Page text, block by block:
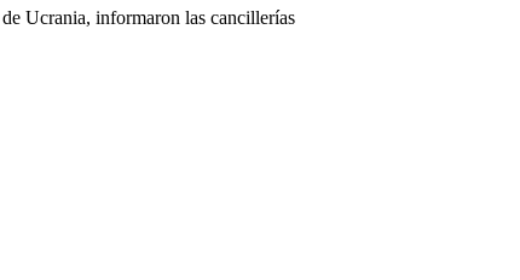
Ucrania, informaron las cancillerías